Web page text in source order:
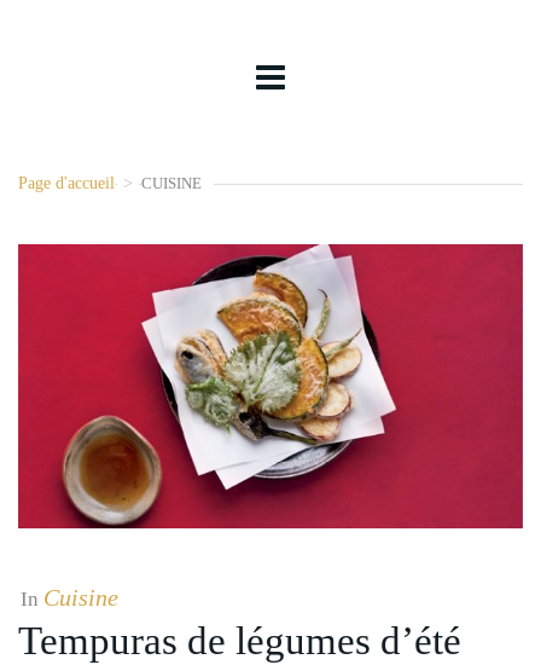
Page d'accueil > CUISINE
In Cuisine
Tempuras de légumes d’été